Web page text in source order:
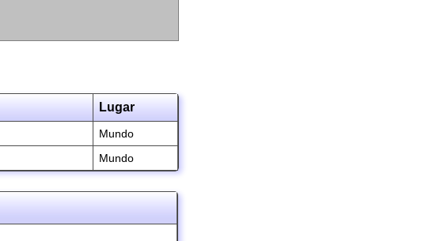
Lugar
Mundo
Mundo